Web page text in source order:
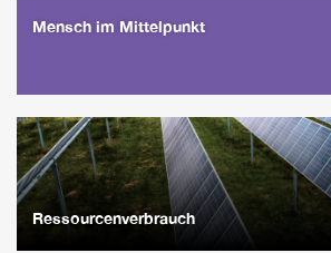
Mensch im Mittelpunkt
Ressourcenverbrauch